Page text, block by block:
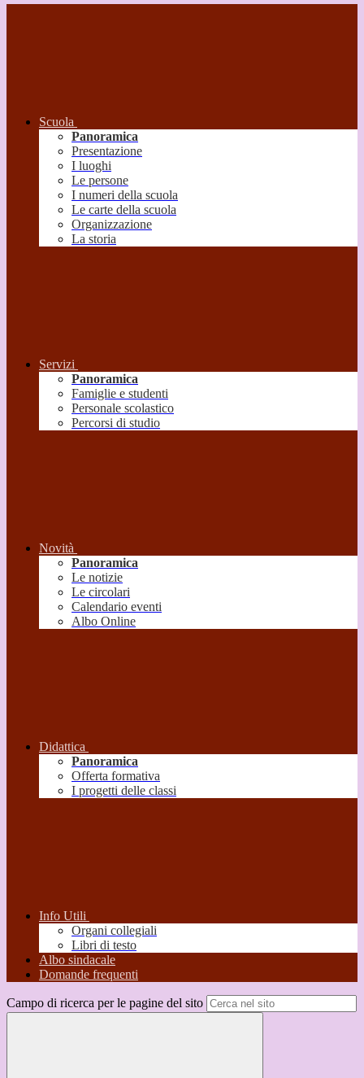
Scuola
Panoramica
Presentazione
I luoghi
Le persone
I numeri della scuola
Le carte della scuola
Organizzazione
La storia
Servizi
Panoramica
Famiglie e studenti
Personale scolastico
Percorsi di studio
Novità
Panoramica
Le notizie
Le circolari
Calendario eventi
Albo Online
Didattica
Panoramica
Offerta formativa
I progetti delle classi
Info Utili
Organi collegiali
Libri di testo
Albo sindacale
Domande frequenti
Campo di ricerca per le pagine del sito